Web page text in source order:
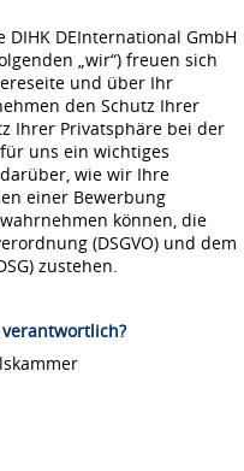
DIHK DEInternational GmbH
„wir“) freuen sich
und über Ihr
den Schutz Ihrer
Ihrer Privatsphäre bei der
uns ein wichtiges
wie wir Ihre
einer Bewerbung
können, die
(DSGVO) und dem
zustehen.